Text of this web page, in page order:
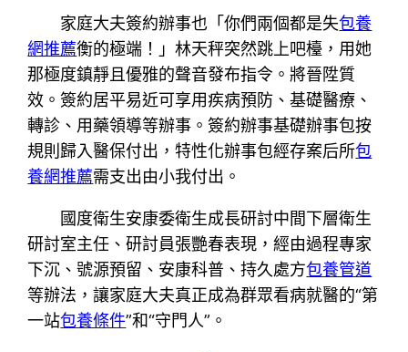
家庭大夫簽約辦事也「你們兩個都是失包養
網推薦衡的極端！」林天秤突然跳上吧檯，用她
那極度鎮靜且優雅的聲音發布指令。將晉陞質
效。簽約居平易近可享用疾病預防、基礎醫療、
轉診、用藥領導等辦事。簽約辦事基礎辦事包按
規則歸入醫保付出，特性化辦事包經存案后所包
養網推薦需支出由小我付出。
國度衛生安康委衛生成長研討中間下層衛生
研討室主任、研討員張艷春表現，經由過程專家
下沉、號源預留、安康科普、持久處方包養管道
等辦法，讓家庭大夫真正成為群眾看病就醫的“第
一站包養條件”和“守門人”。